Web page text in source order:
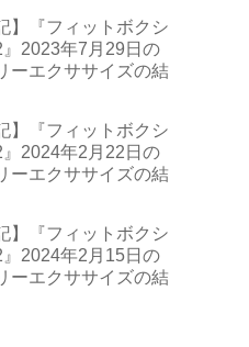
】『フィットボクシ
』2023年7月29日の
ーエクササイズの結
】『フィットボクシ
』2024年2月22日の
ーエクササイズの結
】『フィットボクシ
』2024年2月15日の
ーエクササイズの結